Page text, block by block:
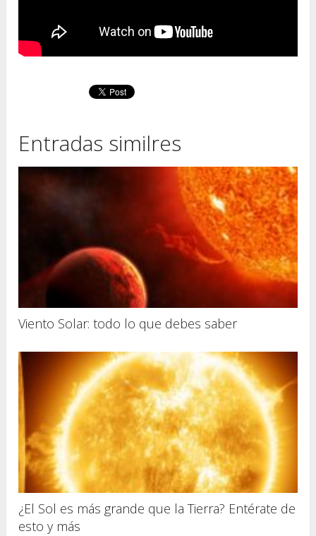
Entradas similres
Viento Solar: todo lo que debes saber
¿El Sol es más grande que la Tierra? Entérate de
esto y más